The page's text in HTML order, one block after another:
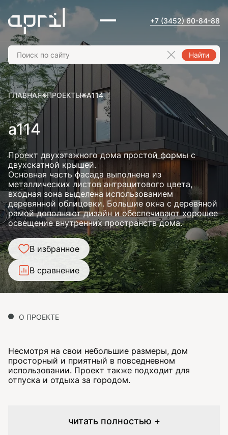
+7 (3452) 60-84-88
Найти
ГЛАВНАЯ ПРОЕКТЫ A114
a114
Проект двухэтажного дома простой формы с
двухскатной крышей.
Основная часть фасада выполнена из
металлических листов антрацитового цвета,
входная зона выделена использованием
деревянной облицовки. Большие окна с деревяной
рамой дополняют дизайн и обеспечивают хорошее
освещение внутренних пространств дома.
В избранное
В сравнение
О ПРОЕКТЕ
Несмотря на свои небольшие размеры, дом
просторный и приятный в повседневном
использовании. Проект также подходит для
отпуска и отдыха за городом.
читать полностью +